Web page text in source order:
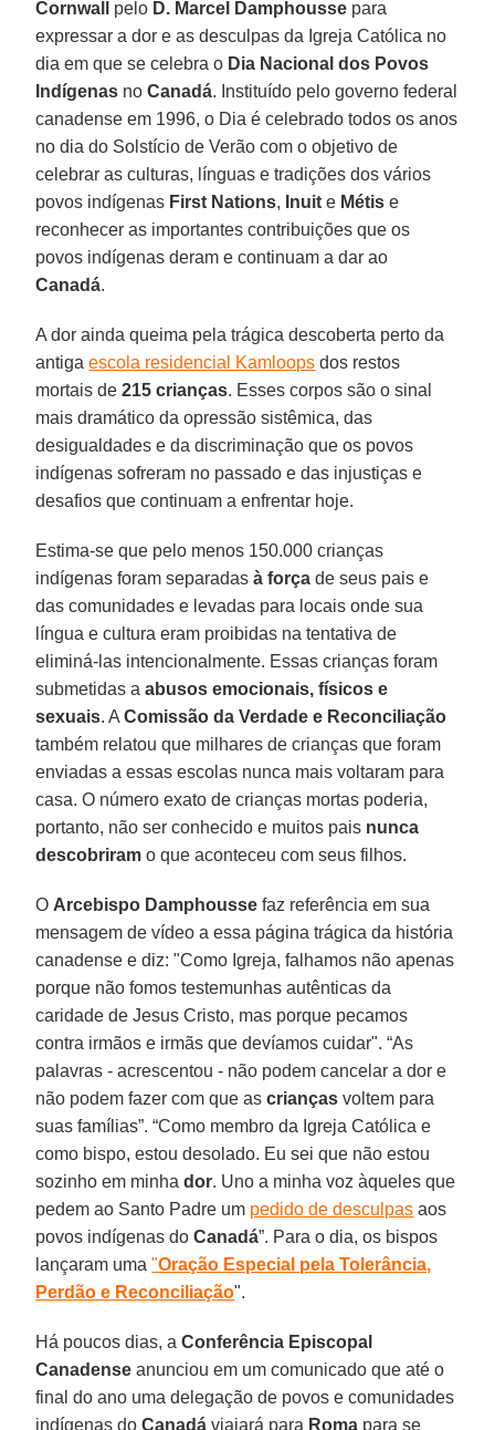
Cornwall
pelo D. Marcel Damphousse para
expressar a dor e as desculpas da Igreja Católica no
dia em que se celebra o Dia Nacional dos Povos
Indígenas noCanadá. Instituído pelo governo federal
canadense em 1996, o Dia é celebrado todos os anos
no dia do Solstício de Verão com o objetivo de
celebrar as culturas, línguas e tradições dos vários
povos indígenas First Nations, Inuit e Métis e
reconhecer as importantes contribuições que os
povos indígenas deram e continuam a dar ao
Canadá.
A dor ainda queima pela trágica descoberta perto da
antigaescola residencial Kamloops dos restos
mortais de215 crianças. Esses corpos são o sinal
mais dramático da opressão sistêmica, das
desigualdades e da discriminação que os povos
indígenas sofreram no passado e das injustiças e
desafios que continuam a enfrentar hoje.
Estima-se que pelo menos 150.000 crianças
indígenas foram separadasà força de seus pais e
das comunidades e levadas para locais onde sua
língua e cultura eram proibidas na tentativa de
eliminá-las intencionalmente. Essas crianças foram
submetidas aabusos emocionais, físicos e
sexuais. AComissão da Verdade e Reconciliação
também relatou que milhares de crianças que foram
enviadas a essas escolas nunca mais voltaram para
casa. O número exato de crianças mortas poderia,
portanto, não ser conhecido e muitos pais nunca
descobriram o que aconteceu com seus filhos.
O Arcebispo Damphousse faz referência em sua
mensagem de vídeo a essa página trágica da história
canadense e diz: "Como Igreja, falhamos não apenas
porque não fomos testemunhas autênticas da
caridade de Jesus Cristo, mas porque pecamos
contra irmãos e irmãs que devíamos cuidar". “As
palavras - acrescentou - não podem cancelar a dor e
não podem fazer com que ascrianças voltem para
suas famílias”. “Como membro da Igreja Católica e
como bispo, estou desolado. Eu sei que não estou
sozinho em minhador. Uno a minha voz àqueles que
pedem ao Santo Padre um pedido de desculpas aos
povos indígenas doCanadá”. Para o dia, os bispos
lançaram uma"Oração Especial pela Tolerância,
Perdão e Reconciliação".
Há poucos dias, aConferência Episcopal
Canadense anunciou em um comunicado que até o
final do ano uma delegação de povos e comunidades
indígenas doCanadá viajará para Roma para se